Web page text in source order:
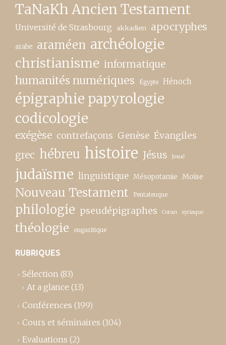
TaNaKh Ancien Testament
Université de Strasbourg akkadien apocryphes
arabe araméen archéologie
christianisme informatique
humanités numériques Égypte Hénoch
épigraphie papyrologie
codicologie
exégèse contrefaçons Genèse Évangiles
grec hébreu histoire Jésus Josué
judaïsme linguistique Mésopotamie Moïse
Nouveau Testament Pentateuque
philologie pseudépigraphes Coran syriaque
théologie ougaritique
RUBRIQUES
Sélection (83)
At a glance (13)
Conférences (199)
Cours et séminaires (104)
Evaluations (2)